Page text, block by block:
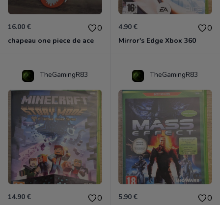
16.00 € 0
chapeau one piece de ace
4.90 € 0
Mirror's Edge Xbox 360
TheGamingR83
14.90 € 0
TheGamingR83
5.90 € 0